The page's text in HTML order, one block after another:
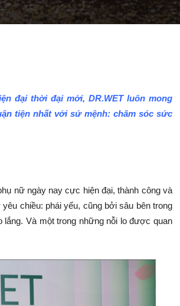
đại thời đại mới, DR.WET luôn mong
tiện nhất với sứ mệnh: chăm sóc sức
nữ ngày nay cực hiện đại, thành công và
chiều: phái yếu, cũng bởi sâu bên trong
Và một trong những nỗi lo được quan